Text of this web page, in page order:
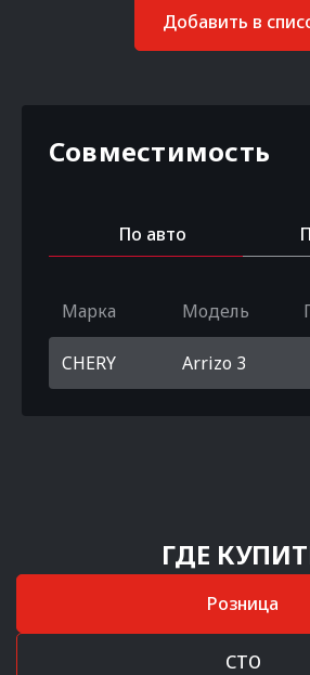
Добавить в
Совместимость
По авто
Марка Модель
CHERY Arrizo 3
ГДЕ
Розница
СТО